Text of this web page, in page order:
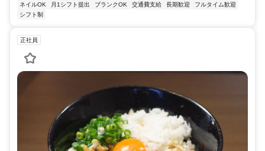
ネイルOK
月1シフト提出 ブランクOK 交通費支給 長期歓迎
フルタイム歓迎
シフト制
正社員